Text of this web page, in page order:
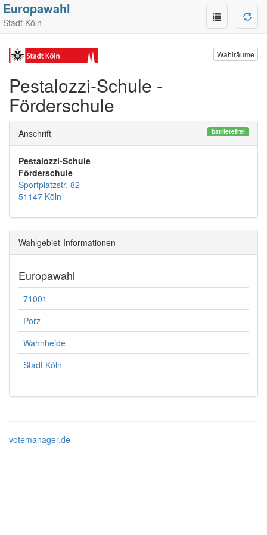
Europawahl
Stadt Köln
Wahlräume
Pestalozzi-Schule -
Förderschule
Anschrift barrierefrei
Pestalozzi-Schule
Förderschule
Sportplatzstr. 82
51147 Köln
Wahlgebiet-Informationen
Europawahl
71001
Porz
Wahnheide
Stadt Köln
votemanager.de